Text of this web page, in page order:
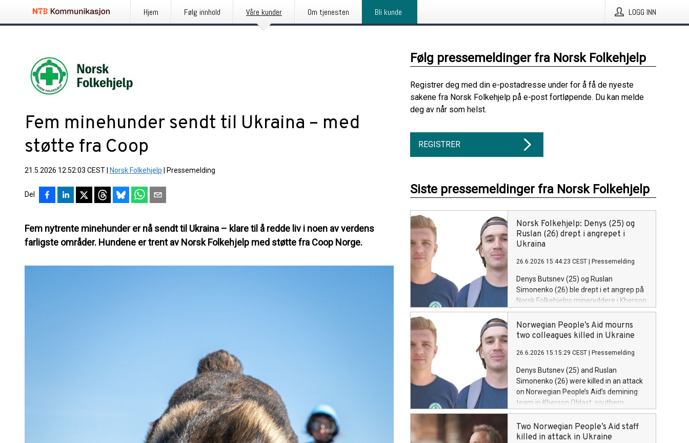
Hjem Følg innhold Våre kunder Om tjenesten Bli kunde LOGG INN
Fem minehunder sendt til Ukraina – med
støtte fra Coop
21.5.2026 12:52:03 CEST Norsk Folkehjelp Pressemelding
Del
Fem nytrente minehunder er nå sendt til Ukraina – klare til å redde liv i noen av verdens
farligste områder. Hundene er trent av Norsk Folkehjelp med støtte fra Coop Norge.
Følg pressemeldinger fra Norsk Folkehjelp
Registrer deg med din e-postadresse under for å få de nyeste
sakene fra Norsk Folkehjelp på e-post fortløpende. Du kan melde
deg av når som helst.
REGISTRER
Siste pressemeldinger fra Norsk Folkehjelp
Norsk Folkehjelp: Denys (25) og
Ruslan (26) drept i angrepet i
Ukraina
26.6.2026 15:44:23 CEST Pressemelding
Denys Butsnev (25) og Ruslan
Simonenko (26) ble drept i et angrep på
Norsk Folkehjelps mineryddere i Kherson
oblast sør i Ukraina onsdag 24. juni.
Norwegian People’s Aid mourns
two colleagues killed in Ukraine
26.6.2026 15:15:29 CEST Pressemelding
Denys Butsnev (25) and Ruslan
Simonenko (26) were killed in an attack
on Norwegian People’s Aid’s demining
team in Kherson Oblast, southern
Ukraine, on Wednesday 24 June.
Two Norwegian People’s Aid staff
killed in attack in Ukraine